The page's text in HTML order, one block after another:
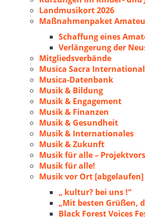
Landmusikort 2026
Maßnahmenpaket
Schaffung eines
Verlängerung der
Mitgliedsverbände
Musica Sacra International
Musica-Datenbank
Musik & Bildung
Musik & Engagement
Musik & Finanzen
Musik & Gesundheit
Musik & Internationales
Musik & Zukunft
Musik für alle –
Musik für alle!
Musik vor Ort [abgelaufen]
„ kultur? bei uns !“
„Mit besten Grüßen,
Black Forest Voices